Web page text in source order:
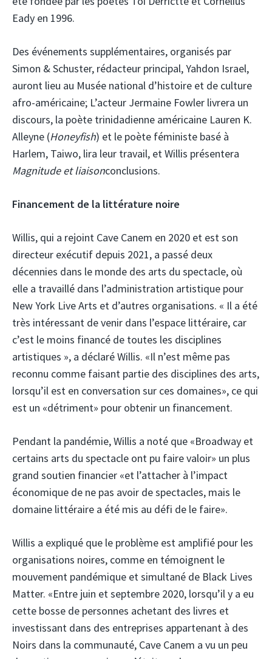
Eady en 1996.
Des événements supplémentaires, organisés par
Simon & Schuster, rédacteur principal, Yahdon Israel,
auront lieu au Musée national d’histoire et de culture
afro-américaine; L’acteur Jermaine Fowler livrera un
discours, la poète trinidadienne américaine Lauren K.
Alleyne (Honeyfish) et le poète féministe basé à
Harlem, Taiwo, lira leur travail, et Willis présentera
Magnitude et liaisonconclusions.
Financement de la littérature noire
Willis, qui a rejoint Cave Canem en 2020 et est son
directeur exécutif depuis 2021, a passé deux
décennies dans le monde des arts du spectacle, où
elle a travaillé dans l’administration artistique pour
New York Live Arts et d’autres organisations. « Il a été
très intéressant de venir dans l’espace littéraire, car
c’est le moins financé de toutes les disciplines
artistiques », a déclaré Willis. «Il n’est même pas
reconnu comme faisant partie des disciplines des arts,
lorsqu’il est en conversation sur ces domaines», ce qui
est un «détriment» pour obtenir un financement.
Pendant la pandémie, Willis a noté que «Broadway et
certains arts du spectacle ont pu faire valoir» un plus
grand soutien financier «et l’attacher à l’impact
économique de ne pas avoir de spectacles, mais le
domaine littéraire a été mis au défi de le faire».
Willis a expliqué que le problème est amplifié pour les
organisations noires, comme en témoignent le
mouvement pandémique et simultané de Black Lives
Matter. «Entre juin et septembre 2020, lorsqu’il y a eu
cette bosse de personnes achetant des livres et
investissant dans des entreprises appartenant à des
Noirs dans la communauté, Cave Canem a vu un peu